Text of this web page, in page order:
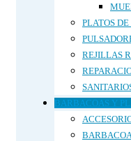
PLATOS
REJILLAS
BARBACOAS Y